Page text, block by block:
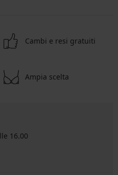
Cambi e resi gratuiti
Ampia scelta
16.00